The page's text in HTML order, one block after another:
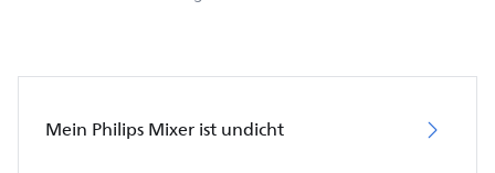
Mein Philips Mixer ist undicht